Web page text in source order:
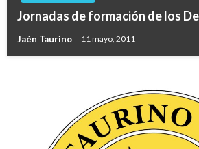
Jornadas de formación de los
Jaén Taurino 11 mayo, 2011